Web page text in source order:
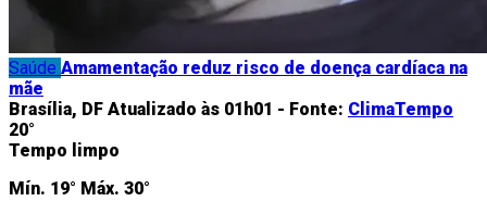
Saúde Amamentação reduz risco de doença cardíaca na
mãe
Brasília, DF Atualizado às 01h01 - Fonte: ClimaTempo
20°
Tempo limpo
Mín. 19° Máx. 30°